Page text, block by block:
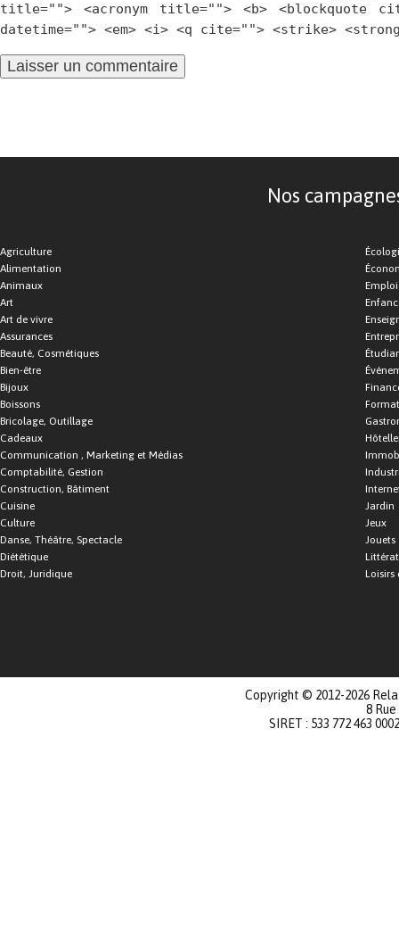
title=""> <acronym title=""> <b> <blockquote
datetime=""> <em> <i> <q cite=""> <strike>
Nos
Agriculture
Alimentation
Animaux
Art
Art de vivre
Assurances
Beauté, Cosmétiques
Bien-être
Bijoux
Boissons
Bricolage, Outillage
Cadeaux
Communication , Marketing et Médias
Comptabilité, Gestion
Construction, Bâtiment
Cuisine
Culture
Danse, Théâtre, Spectacle
Diététique
Droit, Juridique
Emploi
Jardin
Jeux
Jouets
Loisirs
Copyright © 2012-2026
8
SIRET : 533 772 463